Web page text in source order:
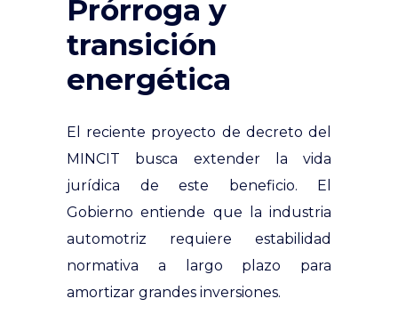
Prórroga y
transición
energética
El reciente proyecto de decreto del
MINCIT busca extender la vida
jurídica de este beneficio. El
Gobierno entiende que la industria
automotriz requiere estabilidad
normativa a largo plazo para
amortizar grandes inversiones.